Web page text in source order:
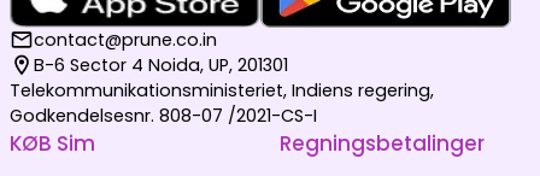
contact@prune.co.in
B-6 Sector 4 Noida, UP, 201301
Telekommunikationsministeriet, Indiens regering,
Godkendelsesnr. 808-07 /2021-CS-I
KØB Sim Regningsbetalinger